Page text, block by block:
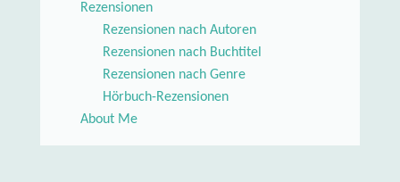
Rezensionen
Rezensionen nach Autoren
Rezensionen nach Buchtitel
Rezensionen nach Genre
Hörbuch-Rezensionen
About Me